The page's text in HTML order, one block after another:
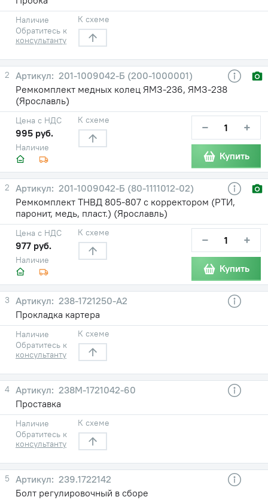
Наличие
Обратитесь к
консультанту
К схеме
2
201-1009042-Б (200-1000001)
Ремкомплект медных колец ЯМЗ-236, ЯМЗ-238
(Ярославль)
Наличие
Цена с НДС
995 руб.
К схеме − +
Купить
2
201-1009042-Б (80-1111012-02)
Ремкомплект ТНВД 805-807 с корректором (РТИ,
паронит, медь, пласт.) (Ярославль)
Наличие
Цена с НДС
977 руб.
К схеме − +
Купить
3
238-1721250-А2
Прокладка картера
Наличие
Обратитесь к
консультанту
К схеме
4
238М-1721042-60
Проставка
Наличие
Обратитесь к
консультанту
К схеме
5
239.1722142
Болт регулировочный в сборе